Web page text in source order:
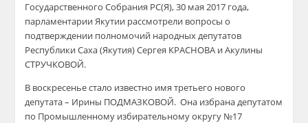
Государственного Собрания РС(Я), 30 мая 2017 года,
парламентарии Якутии рассмотрели вопросы о
подтверждении полномочий народных депутатов
Республики Саха (Якутия) Сергея КРАСНОВА и Акулины
СТРУЧКОВОЙ.
В воскресенье стало известно имя третьего нового
депутата – Ирины ПОДМАЗКОВОЙ. Она избрана депутатом
по Промышленному избирательному округу №17